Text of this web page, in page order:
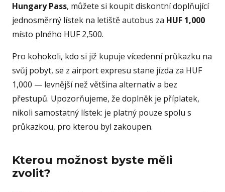
Hungary Pass, můžete si koupit diskontní doplňující
jednosměrný lístek na letiště autobus za HUF 1,000
místo plného HUF 2,500.
Pro kohokoli, kdo si již kupuje vícedenní průkazku na
svůj pobyt, se z airport expresu stane jízda za HUF
1,000 — levnější než většina alternativ a bez
přestupů. Upozorňujeme, že doplněk je příplatek,
nikoli samostatný lístek: je platný pouze spolu s
průkazkou, pro kterou byl zakoupen.
Kterou možnost byste měli
zvolit?